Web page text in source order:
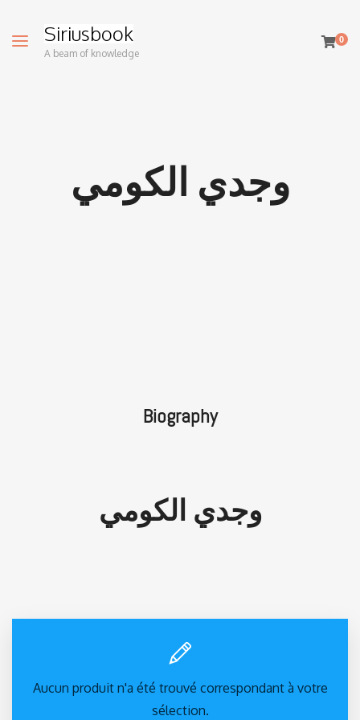
Siriusbook
A beam of knowledge
0
وجدي الكومي
Biography
وجدي الكومي
Aucun produit n'a été trouvé correspondant à votre
sélection.